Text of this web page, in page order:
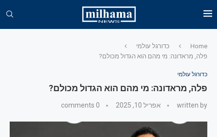
Home
כדורגל עולמי
פלה, מראדונה: מי מהם הוא הגדול מכולם?
כדורגל עולמי
פלה, מראדונה: מי מהם הוא הגדול מכולם?
written by אפריל 10, 2025 0 comments